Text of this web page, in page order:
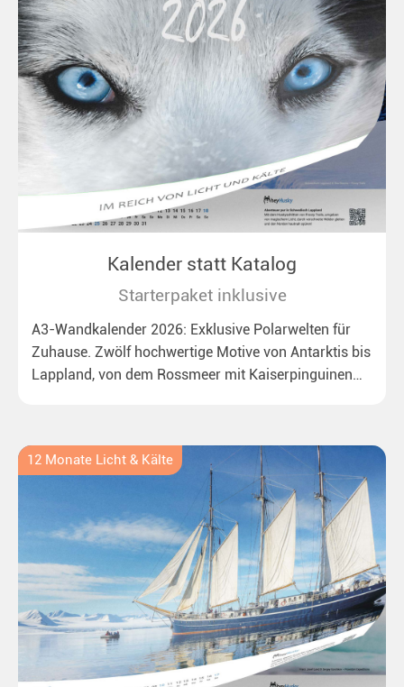
Kalender statt Katalog
Starterpaket inklusive
A3-Wandkalender 2026: Exklusive Polarwelten für
Zuhause. Zwölf hochwertige Motive von Antarktis bis
Lappland, von dem Rossmeer mit Kaiserpinguinen
12 Monate Licht & Kälte